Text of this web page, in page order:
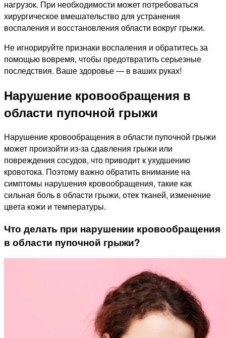
нагрузок. При необходимости может потребоваться
хирургическое вмешательство для устранения
воспаления и восстановления области вокруг грыжи.
Не игнорируйте признаки воспаления и обратитесь за
помощью вовремя, чтобы предотвратить серьезные
последствия. Ваше здоровье — в ваших руках!
Нарушение кровообращения в
области пупочной грыжи
Нарушение кровообращения в области пупочной грыжи
может произойти из-за сдавления грыжи или
повреждения сосудов, что приводит к ухудшению
кровотока. Поэтому важно обратить внимание на
симптомы нарушения кровообращения, такие как
сильная боль в области грыжи, отек тканей, изменение
цвета кожи и температуры.
Что делать при нарушении кровообращения
в области пупочной грыжи?